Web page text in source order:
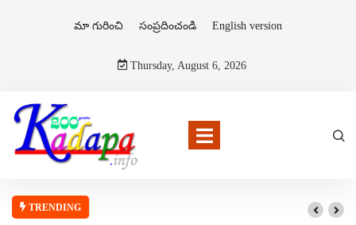
మా గురించి సంప్రదించండి English version
Thursday, August 6, 2026
TRENDING